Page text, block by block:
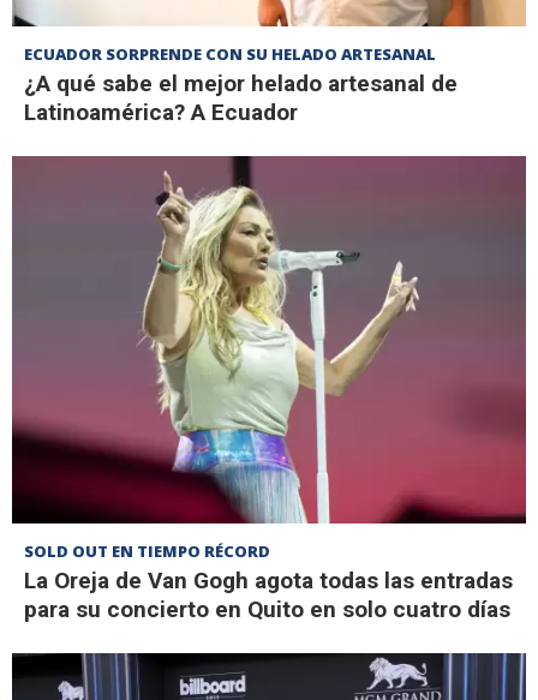
ECUADOR SORPRENDE CON SU HELADO ARTESANAL
¿A qué sabe el mejor helado artesanal de
Latinoamérica? A Ecuador
SOLD OUT EN TIEMPO RÉCORD
La Oreja de Van Gogh agota todas las entradas
para su concierto en Quito en solo cuatro días